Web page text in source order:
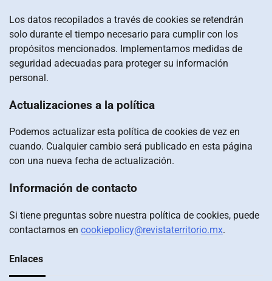
Los datos recopilados a través de cookies se retendrán
solo durante el tiempo necesario para cumplir con los
propósitos mencionados. Implementamos medidas de
seguridad adecuadas para proteger su información
personal.
Actualizaciones a la política
Podemos actualizar esta política de cookies de vez en
cuando. Cualquier cambio será publicado en esta página
con una nueva fecha de actualización.
Información de contacto
Si tiene preguntas sobre nuestra política de cookies, puede
contactarnos en cookiepolicy@revistaterritorio.mx.
Enlaces